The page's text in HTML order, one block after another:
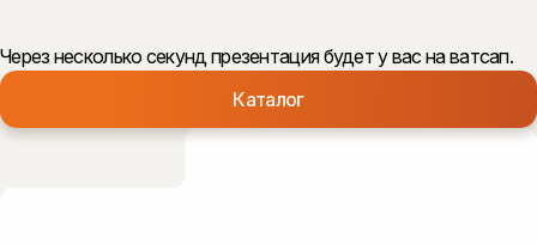
Через несколько секунд презентация будет у вас на ватсап.
Каталог